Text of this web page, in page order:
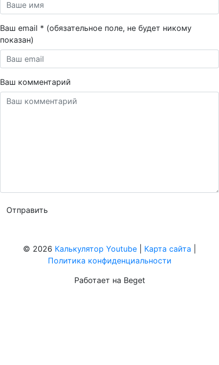
Ваш email * (обязательное поле, не будет никому
показан)
Ваш комментарий
© 2026 Калькулятор Youtube Карта сайта
Политика конфиденциальности
Работает на Beget